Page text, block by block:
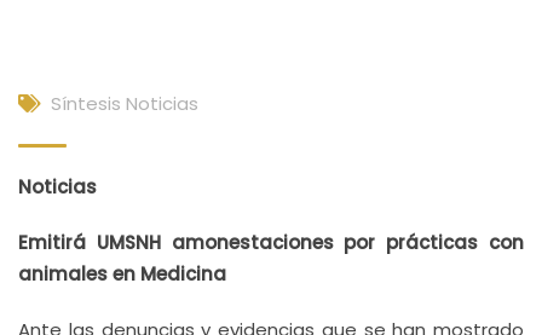
Síntesis Noticias
Noticias
Emitirá UMSNH amonestaciones por prácticas con
animales en Medicina
Ante las denuncias y evidencias que se han mostrado